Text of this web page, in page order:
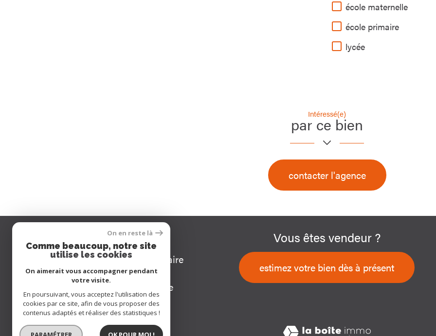
école maternelle
école primaire
lycée
Intéressé(e)
par ce bien
contacter l'agence
Se connecter
espace copropriétaire
espace propriétaire
Vous êtes vendeur ?
estimez votre bien dès à présent
On en reste là
Comme beaucoup, notre site
utilise les cookies
On aimerait vous accompagner pendant
votre visite.
En poursuivant, vous acceptez l'utilisation des
cookies par ce site, afin de vous proposer des
contenus adaptés et réaliser des statistiques !